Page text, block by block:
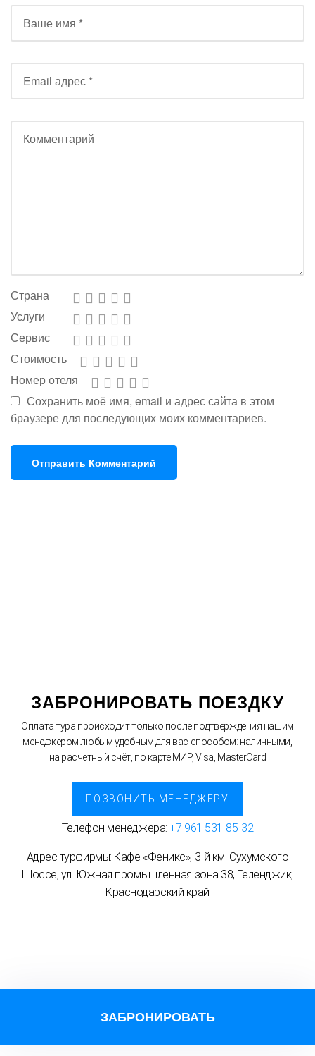
Страна
Услуги
Сервис
Стоимость
Номер отеля
Сохранить моё имя, email и адрес сайта в этом
браузере для последующих моих комментариев.
ЗАБРОНИРОВАТЬ ПОЕЗДКУ
Оплата тура происходит только после подтверждения нашим
менеджером любым удобным для вас способом: наличными,
на расчётный счёт, по карте МИР, Visa, MasterCard
ПОЗВОНИТЬ МЕНЕДЖЕРУ
Телефон менеджера:+7 961 531-85-32
Адрес турфирмы: Кафе «Феникс», 3-й км. Сухумского
Шоссе, ул. Южная промышленная зона 38, Геленджик,
Краснодарский край
ЗАБРОНИРОВАТЬ